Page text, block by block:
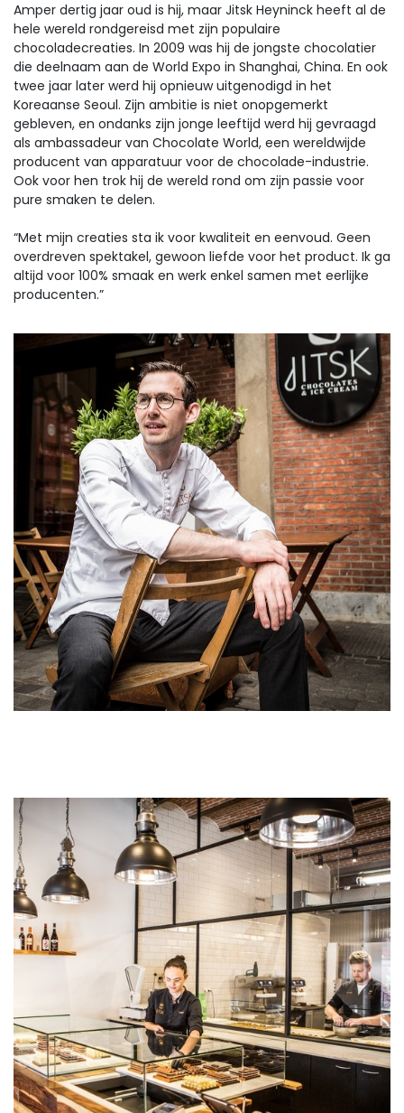
Amper dertig jaar oud is hij, maar Jitsk Heyninck heeft al de
hele wereld rondgereisd met zijn populaire
chocoladecreaties. In 2009 was hij de jongste chocolatier
die deelnaam aan de World Expo in Shanghai, China. En ook
twee jaar later werd hij opnieuw uitgenodigd in het
Koreaanse Seoul. Zijn ambitie is niet onopgemerkt
gebleven, en ondanks zijn jonge leeftijd werd hij gevraagd
als ambassadeur van Chocolate World, een wereldwijde
producent van apparatuur voor de chocolade-industrie.
Ook voor hen trok hij de wereld rond om zijn passie voor
pure smaken te delen.
“Met mijn creaties sta ik voor kwaliteit en eenvoud. Geen
overdreven spektakel, gewoon liefde voor het product. Ik ga
altijd voor 100% smaak en werk enkel samen met eerlijke
producenten.”